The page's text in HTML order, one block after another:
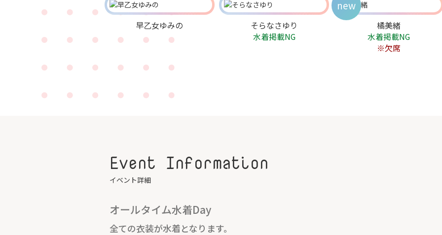
早乙女ゆみの
そらなさゆり
水着掲載NG
橘美緒
水着掲載NG
※欠席
new
Event Information
イベント詳細
オールタイム水着Day
全ての衣装が水着となります。